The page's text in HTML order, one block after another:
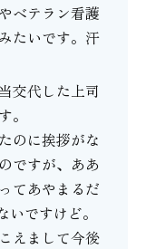
ベテラン看護
たいです。汗
交代した上司
。
のに挨拶がな
ですが、ああ
てあやまるだ
ですけど。
えまして今後